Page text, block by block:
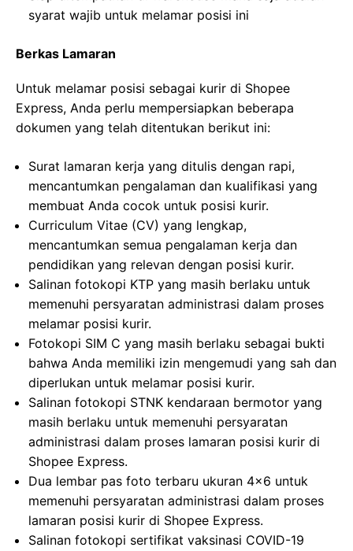
syarat wajib untuk melamar posisi ini
Berkas Lamaran
Untuk melamar posisi sebagai kurir di Shopee
Express, Anda perlu mempersiapkan beberapa
dokumen yang telah ditentukan berikut ini:
Surat lamaran kerja yang ditulis dengan rapi,
mencantumkan pengalaman dan kualifikasi yang
membuat Anda cocok untuk posisi kurir.
Curriculum Vitae (CV) yang lengkap,
mencantumkan semua pengalaman kerja dan
pendidikan yang relevan dengan posisi kurir.
Salinan fotokopi KTP yang masih berlaku untuk
memenuhi persyaratan administrasi dalam proses
melamar posisi kurir.
Fotokopi SIM C yang masih berlaku sebagai bukti
bahwa Anda memiliki izin mengemudi yang sah dan
diperlukan untuk melamar posisi kurir.
Salinan fotokopi STNK kendaraan bermotor yang
masih berlaku untuk memenuhi persyaratan
administrasi dalam proses lamaran posisi kurir di
Shopee Express.
Dua lembar pas foto terbaru ukuran 4×6 untuk
memenuhi persyaratan administrasi dalam proses
lamaran posisi kurir di Shopee Express.
Salinan fotokopi sertifikat vaksinasi COVID-19